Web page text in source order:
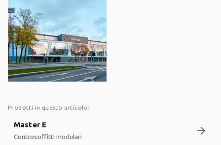
Prodotti in questo articolo:
Master E
Controsoffitti modulari arrow_forward